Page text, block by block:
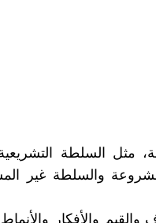
مثل السلطة التشريعية
والسلطة غير
والأفكار والأنماط